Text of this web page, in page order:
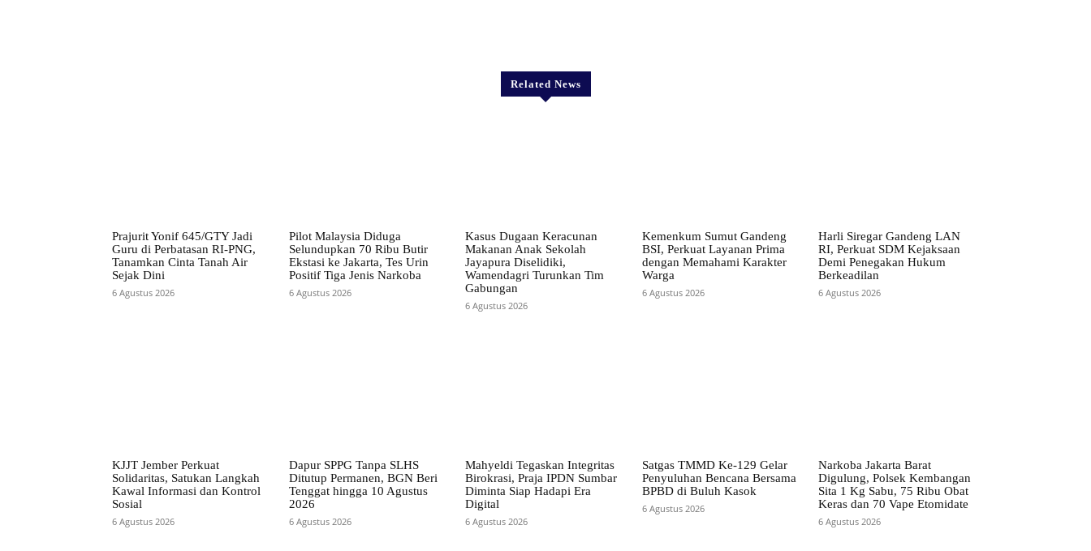
Related News
Prajurit Yonif 645/GTY Jadi
Guru di Perbatasan RI-PNG,
Tanamkan Cinta Tanah Air
Sejak Dini
6 Agustus 2026
Pilot Malaysia Diduga
Selundupkan 70 Ribu Butir
Ekstasi ke Jakarta, Tes Urin
Positif Tiga Jenis Narkoba
6 Agustus 2026
Kasus Dugaan Keracunan
Makanan Anak Sekolah
Jayapura Diselidiki,
Wamendagri Turunkan Tim
Gabungan
6 Agustus 2026
Kemenkum Sumut Gandeng
BSI, Perkuat Layanan Prima
dengan Memahami Karakter
Warga
6 Agustus 2026
Harli Siregar Gandeng LAN
RI, Perkuat SDM Kejaksaan
Demi Penegakan Hukum
Berkeadilan
6 Agustus 2026
KJJT Jember Perkuat
Solidaritas, Satukan Langkah
Kawal Informasi dan Kontrol
Sosial
6 Agustus 2026
Dapur SPPG Tanpa SLHS
Ditutup Permanen, BGN Beri
Tenggat hingga 10 Agustus
2026
6 Agustus 2026
Mahyeldi Tegaskan Integritas
Birokrasi, Praja IPDN Sumbar
Diminta Siap Hadapi Era
Digital
6 Agustus 2026
Satgas TMMD Ke-129 Gelar
Penyuluhan Bencana Bersama
BPBD di Buluh Kasok
6 Agustus 2026
Narkoba Jakarta Barat
Digulung, Polsek Kembangan
Sita 1 Kg Sabu, 75 Ribu Obat
Keras dan 70 Vape Etomidate
6 Agustus 2026